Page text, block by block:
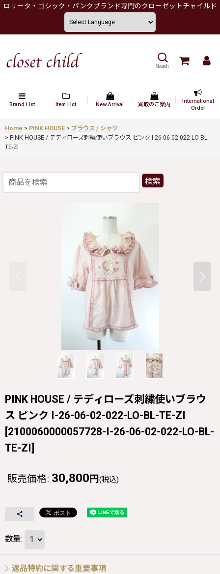
ロリータ・ゴシック・パンクブランド専門のクローゼットチャイルド
Search
Brand List Item List New Arrival 買取のご案内
International
Order
Home > PINK HOUSE > ブラウス / シャツ
> PINK HOUSE / テディローズ刺繍使いブラウス ピンク I-26-06-02-022-LO-BL-
TE-ZI
検索
PINK HOUSE / テディローズ刺繍使いブラウ
ス ピンク I-26-06-02-022-LO-BL-TE-ZI
[2100060000057728-I-26-06-02-022-LO-BL-
TE-ZI]
販売価格: 30,800 円 (税込)
数量:
返品特約に関する重要事項